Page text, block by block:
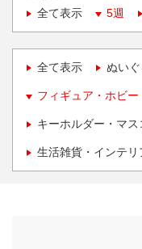
全て表示
5週
全て表示 ぬい
フィギュア・ホビー
キーホルダー・マ
生活雑貨・インテリ